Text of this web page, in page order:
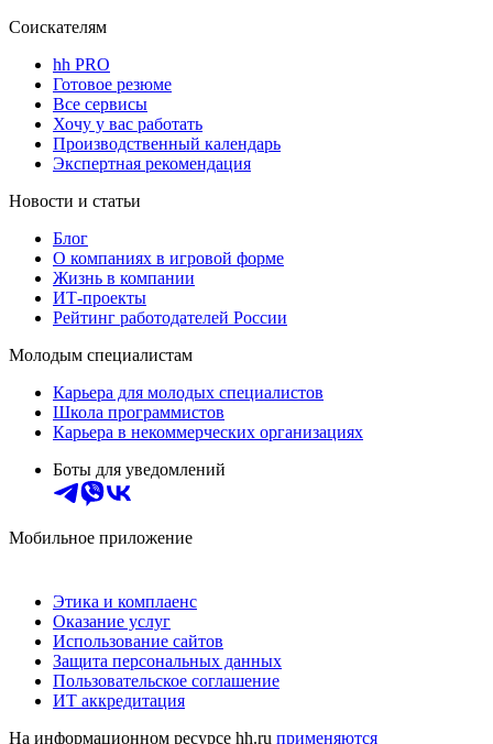
Соискателям
hh PRO
Готовое резюме
Все сервисы
Хочу у вас работать
Производственный календарь
Экспертная рекомендация
Новости и статьи
Блог
О компаниях в игровой форме
Жизнь в компании
ИТ-проекты
Рейтинг работодателей России
Молодым специалистам
Карьера для молодых специалистов
Школа программистов
Карьера в некоммерческих организациях
Боты для уведомлений
Мобильное приложение
Этика и комплаенс
Оказание услуг
Использование сайтов
Защита персональных данных
Пользовательское соглашение
ИТ аккредитация
На информационном ресурсе hh.ru применяются